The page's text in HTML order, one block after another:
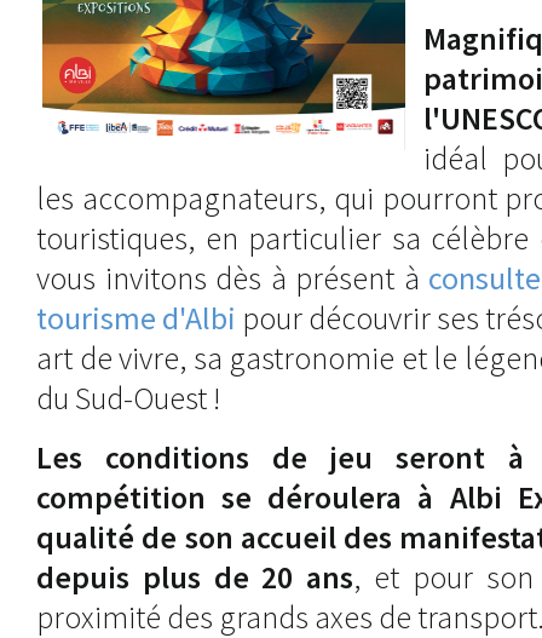
idéal
les accompagnateurs, qui pourront
touristiques, en particulier sa célèbre
vous invitons dès à présent à
tourisme d'Albi pour découvrir ses
art de vivre, sa gastronomie et le
du Sud-Ouest !
Les conditions de jeu seront
compétition se déroulera à Albi
qualité de son accueil des
depuis plus de 20 ans, et pour son
proximité des grands axes de